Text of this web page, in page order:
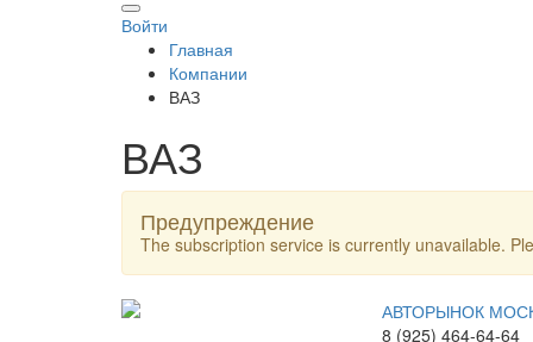
Войти
Главная
Компании
ВАЗ
ВАЗ
Предупреждение
The subscription service is currently unavailable.
АВТОРЫНОК
8 (925) 464-64-64